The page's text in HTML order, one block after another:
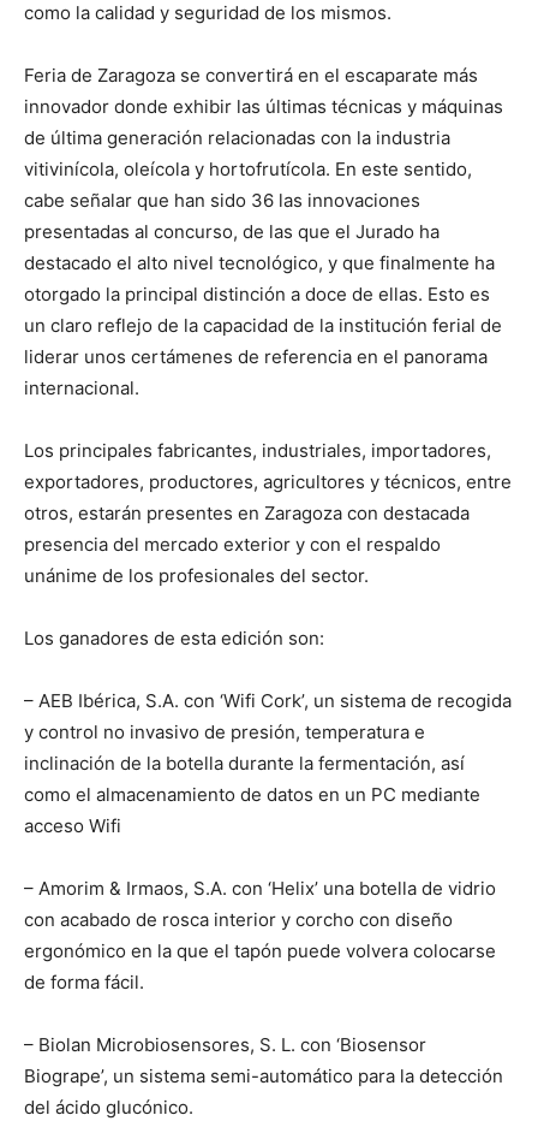
como la calidad y seguridad de los mismos.
Feria de Zaragoza se convertirá en el escaparate más
innovador donde exhibir las últimas técnicas y máquinas
de última generación relacionadas con la industria
vitivinícola, oleícola y hortofrutícola. En este sentido,
cabe señalar que han sido 36 las innovaciones
presentadas al concurso, de las que el Jurado ha
destacado el alto nivel tecnológico, y que finalmente ha
otorgado la principal distinción a doce de ellas. Esto es
un claro reflejo de la capacidad de la institución ferial de
liderar unos certámenes de referencia en el panorama
internacional.
Los principales fabricantes, industriales, importadores,
exportadores, productores, agricultores y técnicos, entre
otros, estarán presentes en Zaragoza con destacada
presencia del mercado exterior y con el respaldo
unánime de los profesionales del sector.
Los ganadores de esta edición son:
– AEB Ibérica, S.A. con ‘Wifi Cork’, un sistema de recogida
y control no invasivo de presión, temperatura e
inclinación de la botella durante la fermentación, así
como el almacenamiento de datos en un PC mediante
acceso Wifi
– Amorim & Irmaos, S.A. con ‘Helix’ una botella de vidrio
con acabado de rosca interior y corcho con diseño
ergonómico en la que el tapón puede volvera colocarse
de forma fácil.
– Biolan Microbiosensores, S. L. con ‘Biosensor
Biogrape’, un sistema semi-automático para la detección
del ácido glucónico.